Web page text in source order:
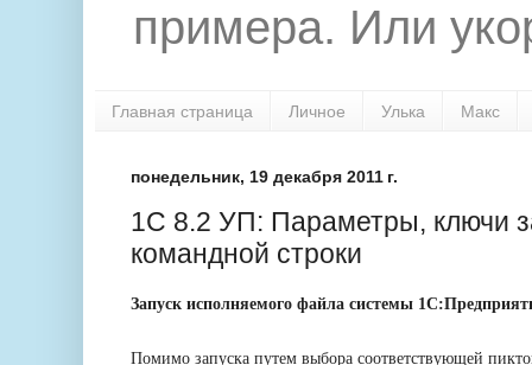
примера. Или
Главная страница Личное Улька Макс
понедельник, 19 декабря 2011 г.
1С 8.2 УП: Параметры, ключи
командной строки
Запуск исполняемого файла системы
Помимо запуска путем выбора соответствующей